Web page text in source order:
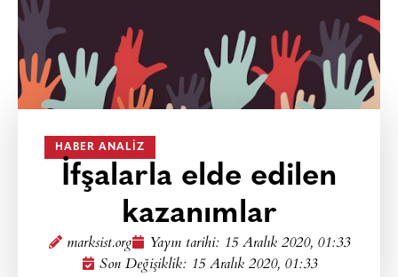
HABER ANALIZ
İfşalarla elde edilen
kazanımlar
marksist.org Yayın tarihi: 15 Aralık 2020, 01:33
Son Değişiklik: 15 Aralık 2020, 01:33